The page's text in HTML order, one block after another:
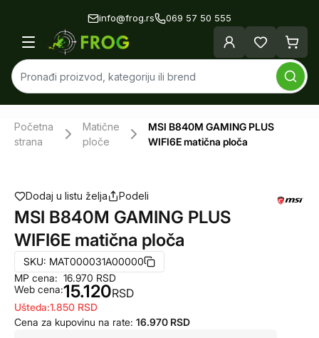
info@frog.rs 069 57 50 555
Početna
strana
Matične
ploče
MSI B840M GAMING PLUS
WIFI6E matična ploča
Dodaj u listu želja Podeli
MSI B840M GAMING PLUS
WIFI6E matična ploča
SKU: MAT000031A00000
MP cena:
Web cena:
16.970 RSD
15.120RSD
Ušteda:1.850 RSD
Cena za kupovinu na rate: 16.970 RSD